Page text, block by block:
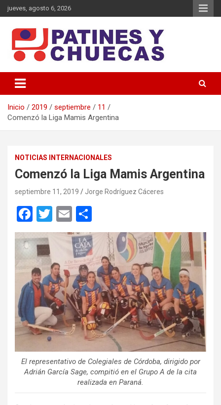
Saltar
al
jueves, agosto 6, 2026
Patines y Chuecas
Inicio 2019 septiembre
11
Comenzó la Liga Mamis Argentina
NOTICIAS INTERNACIONALES
Comenzó la Liga Mamis Argentina
septiembre 11, 2019 Jorge Rodríguez Cáceres
F
a
ce
b
o
o
k
T
wi
er
E
m
ail
o
m
p
ar
tir
El representativo de Colegiales de Córdoba, dirigido por
Adrián García Sage, compitió en el Grupo A de la cita
realizada en Paraná.